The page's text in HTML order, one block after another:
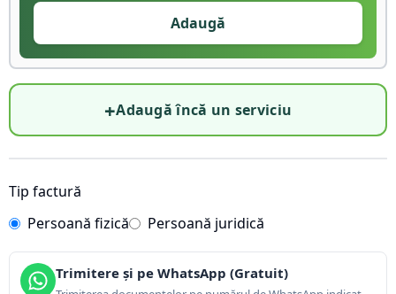
Adaugă
+Adaugă încă un serviciu
Tip factură
Persoană fizică
Persoană juridică
Trimitere și pe WhatsApp (Gratuit)